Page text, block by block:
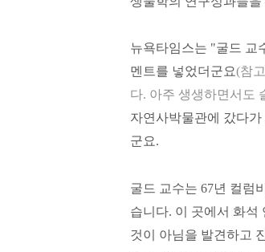
뉴욕타임스는 "굴드 교
멘트를 넣었더군요(참
다. 아주 생생하면서도
자연사박물관에 갔다
군요.
굴드 교수는 67년 컬럼
습니다. 이 곳에서 화석
것이 아님을 발견하고